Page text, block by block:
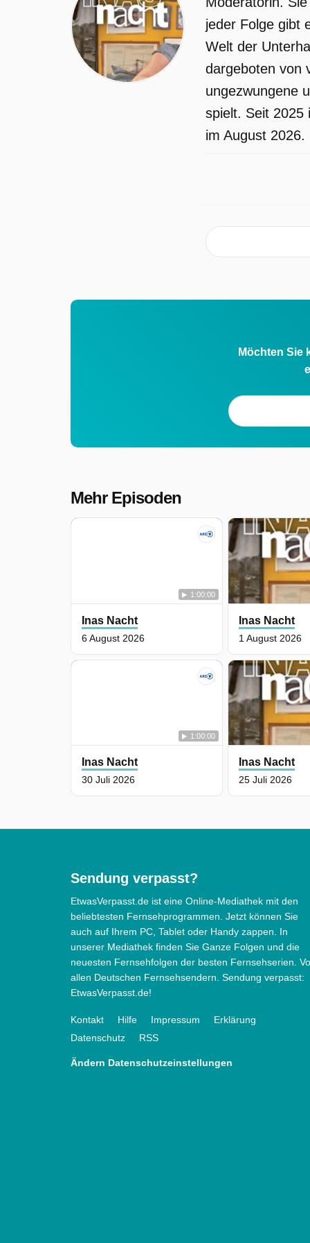
jeder Folge gibt
Welt der
dargeboten von
ungezwungene
spielt. Seit 2025
im August 2026.
Möchten Sie
Mehr Episoden
1:00:00
Inas Nacht
6 August 2026
Inas Nacht
1 August 2026
1:00:00
Inas Nacht
30 Juli 2026
Inas Nacht
25 Juli 2026
Sendung verpasst?
EtwasVerpasst.de ist eine Online-Mediathek mit den
beliebtesten Fernsehprogrammen. Jetzt können Sie
auch auf Ihrem PC, Tablet oder Handy zappen. In
unserer Mediathek finden Sie Ganze Folgen und die
neuesten Fernsehfolgen der besten Fernsehserien.
allen Deutschen Fernsehsendern. Sendung verpasst:
EtwasVerpasst.de!
Kontakt Hilfe Impressum
Erklärung
Datenschutz
RSS
Ändern Datenschutzeinstellungen